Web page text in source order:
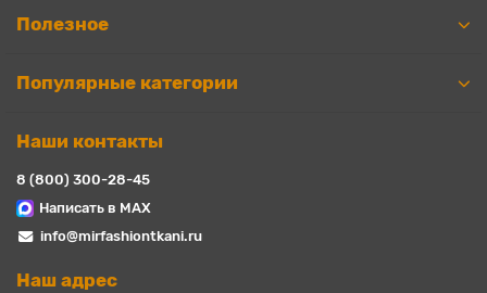
Полезное
Популярные категории
Наши контакты
8 (800) 300-28-45
Написать в MAX
info@mirfashiontkani.ru
Наш адрес